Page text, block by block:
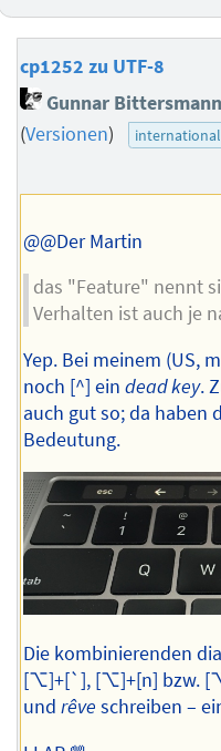
cp1252 zu UTF-8
Gunnar Bittersmann
(Versionen)
@@Der Martin
das "Feature" nennt
Verhalten ist auch je
Yep. Bei meinem (US,
noch [^] ein dead key.
auch gut so; da haben
Bedeutung.
Die kombinierenden
[⌥]+[`], [⌥]+[n] bzw.
und rêve schreiben –